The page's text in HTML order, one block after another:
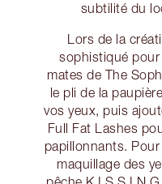
subtilité du
Lors de la
sophistiqué pour
mates de The
le pli de la
vos yeux, puis
Full Fat Lashes
papillonnants.
maquillage des